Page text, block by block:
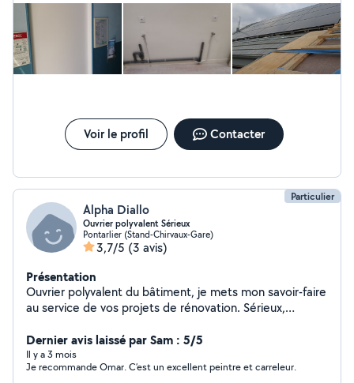
avec mes standards de qualité. Contactez-moi pour un
devis personnalisé. À Contre Courant, votre partenaire
de confiance.
Voir le profil Contacter
Particulier
Alpha Diallo
Ouvrier polyvalent Sérieux
Pontarlier (Stand-Chirvaux-Gare)
3,7/5 (3 avis)
Présentation
Ouvrier polyvalent du bâtiment, je mets mon savoir-faire
au service de vos projets de rénovation. Sérieux,
carrelage,pose de sols, peinture, papier peint, placo,
isolation, ratissage, réalisation de placard,... Mon
objectif est simple : un travail propre, durable et surtout
Dernier avis laissé par Sam : 5/5
Il y a 3 mois
Je recommande Omar. C’est un excellent peintre et carreleur.